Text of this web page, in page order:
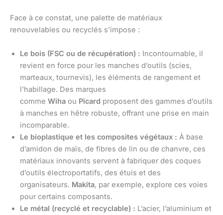
Face à ce constat, une palette de matériaux
renouvelables ou recyclés s’impose :
Le bois (FSC ou de récupération) : Incontournable, il
revient en force pour les manches d’outils (scies,
marteaux, tournevis), les éléments de rangement et
l’habillage. Des marques
comme Wiha ou Picard proposent des gammes d’outils
à manches en hêtre robuste, offrant une prise en main
incomparable.
Le bioplastique et les composites végétaux : À base
d’amidon de maïs, de fibres de lin ou de chanvre, ces
matériaux innovants servent à fabriquer des coques
d’outils électroportatifs, des étuis et des
organisateurs. Makita, par exemple, explore ces voies
pour certains composants.
Le métal (recyclé et recyclable) : L’acier, l’aluminium et